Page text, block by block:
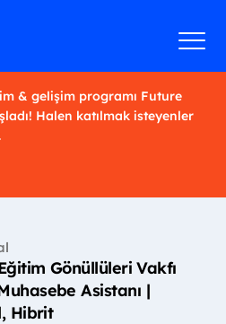
& gelişim programı Future
Halen katılmak isteyenler
Gönüllüleri Vakfı
Asistanı |
Hibrit